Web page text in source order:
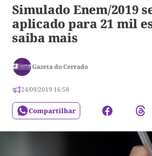
Simulado Enem/2019
aplicado para 21 mil
saiba mais
Gazeta do Cerrado
24/09/2019 16:58
Compartilhar